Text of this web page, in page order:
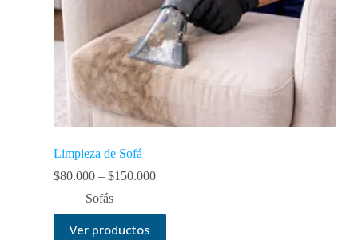
Limpieza de Sofá
$80.000 – $150.000
Sofás
Ver productos